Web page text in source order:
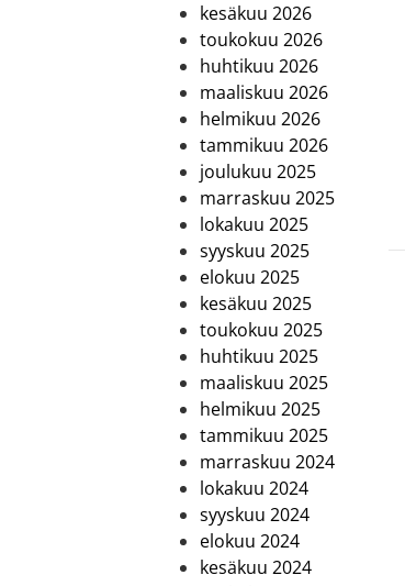
kesäkuu 2026
toukokuu 2026
huhtikuu 2026
maaliskuu 2026
helmikuu 2026
tammikuu 2026
joulukuu 2025
marraskuu 2025
lokakuu 2025
syyskuu 2025
elokuu 2025
kesäkuu 2025
toukokuu 2025
huhtikuu 2025
maaliskuu 2025
helmikuu 2025
tammikuu 2025
marraskuu 2024
lokakuu 2024
syyskuu 2024
elokuu 2024
kesäkuu 2024